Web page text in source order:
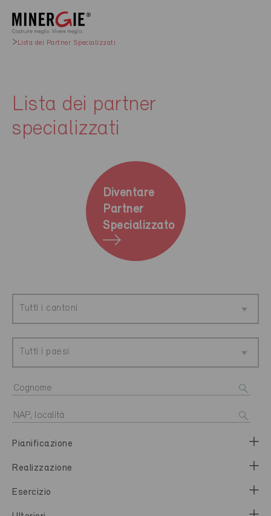
Lista dei Partner Specializzati
Lista dei partner
specializzati
Diventare
Partner
Specializzato
Tutti i cantoni
Tutti i paesi
Pianificazione
Realizzazione
Esercizio